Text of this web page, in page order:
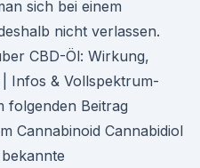
sich bei einem
nicht verlassen.
CBD-Öl: Wirkung,
Infos & Vollspektrum-
folgenden Beitrag
Cannabinoid Cannabidiol